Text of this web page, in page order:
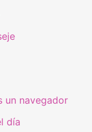
un navegador
día